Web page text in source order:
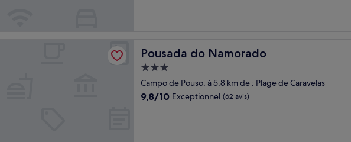
Pousada do Namorado
Pousada do Namorado
Hébergement
3.0 étoiles
Campo de Pouso, à 5,8 km de : Plage de Caravelas
9.8
9,8/10 Exceptionnel (62 avis)